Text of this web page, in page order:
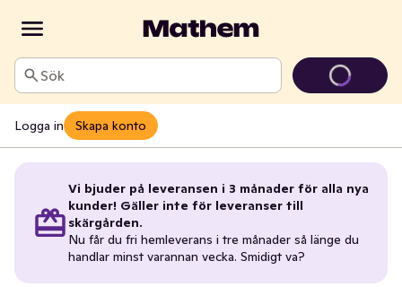
Sök
Logga in Skapa konto
Vi bjuder på leveransen i 3 månader för alla nya
kunder! Gäller inte för leveranser till
skärgården.
Nu får du fri hemleverans i tre månader så länge du
handlar minst varannan vecka. Smidigt va?